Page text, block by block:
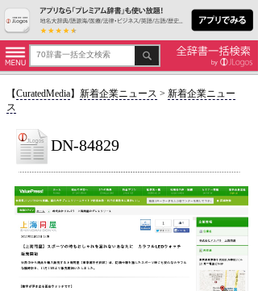
【CuratedMedia】 新着企業ニュース > 新着企業ニュー
ス
DN-84829